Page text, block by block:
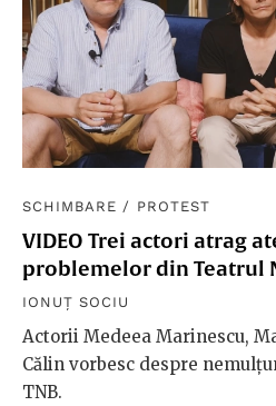
SCHIMBARE / PROTEST
VIDEO Trei actori atrag
problemelor din Teatrul
IONUȚ SOCIU
Actorii Medeea Marinescu,
Călin vorbesc despre
TNB.